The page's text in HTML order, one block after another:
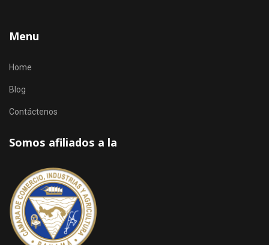
Menu
Home
Blog
Contáctenos
Somos afiliados a la